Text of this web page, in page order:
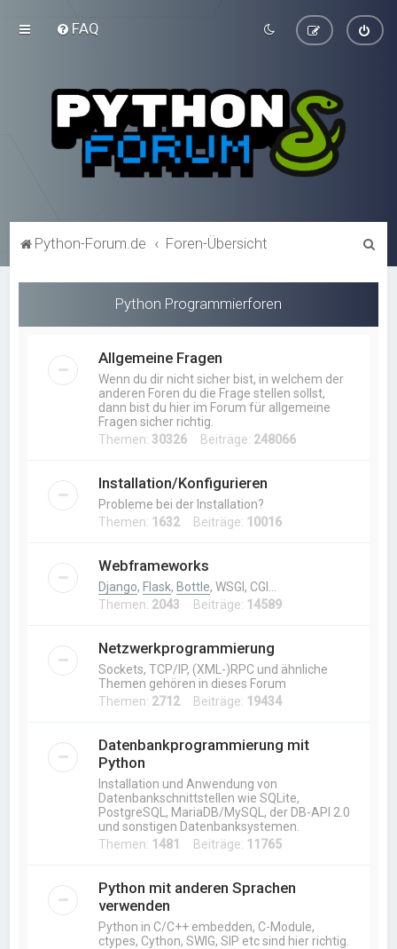
FAQ
Python-Forum.de Foren-Übersicht
Python Programmierforen
Allgemeine Fragen
Wenn du dir nicht sicher bist, in welchem der
anderen Foren du die Frage stellen sollst,
dann bist du hier im Forum für allgemeine
Fragen sicher richtig.
Themen: 30326 Beiträge: 248066
Installation/Konfigurieren
Probleme bei der Installation?
Themen: 1632Beiträge: 10016
Webframeworks
Django, Flask, Bottle, WSGI, CGI…
Themen: 2043 Beiträge: 14589
Netzwerkprogrammierung
Sockets, TCP/IP, (XML-)RPC und ähnliche
Themen gehören in dieses Forum
Themen: 2712Beiträge: 19434
Datenbankprogrammierung mit
Python
Installation und Anwendung von
Datenbankschnittstellen wie SQLite,
PostgreSQL, MariaDB/MySQL, der DB-API 2.0
und sonstigen Datenbanksystemen.
Themen: 1481 Beiträge: 11765
Python mit anderen Sprachen
verwenden
Python in C/C++ embedden, C-Module,
ctypes, Cython, SWIG, SIP etc sind hier richtig.